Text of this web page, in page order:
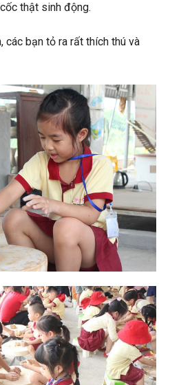
thật sinh động.
các bạn tỏ ra rất thích thú và